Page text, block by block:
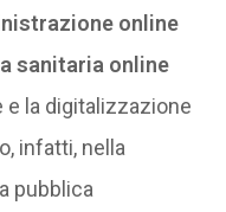
online
sanitaria online
e la digitalizzazione
infatti, nella
pubblica